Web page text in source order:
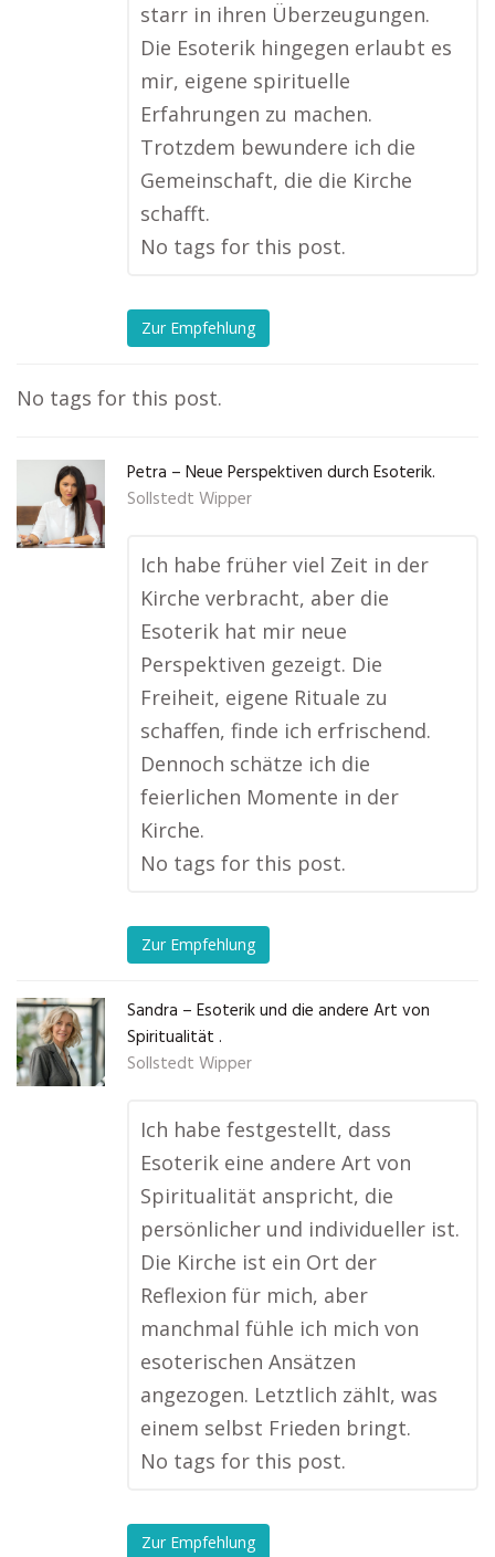
starr in ihren Überzeugungen.
Die Esoterik hingegen erlaubt es
mir, eigene spirituelle
Erfahrungen zu machen.
Trotzdem bewundere ich die
Gemeinschaft, die die Kirche
schafft.
No tags for this post.
Zur Empfehlung
No tags for this post.
Petra – Neue Perspektiven durch Esoterik.
Sollstedt Wipper
Ich habe früher viel Zeit in der
Kirche verbracht, aber die
Esoterik hat mir neue
Perspektiven gezeigt. Die
Freiheit, eigene Rituale zu
schaffen, finde ich erfrischend.
Dennoch schätze ich die
feierlichen Momente in der
Kirche.
No tags for this post.
Zur Empfehlung
Sandra – Esoterik und die andere Art von
Spiritualität .
Sollstedt Wipper
Ich habe festgestellt, dass
Esoterik eine andere Art von
Spiritualität anspricht, die
persönlicher und individueller ist.
Die Kirche ist ein Ort der
Reflexion für mich, aber
manchmal fühle ich mich von
esoterischen Ansätzen
angezogen. Letztlich zählt, was
einem selbst Frieden bringt.
No tags for this post.
Zur Empfehlung